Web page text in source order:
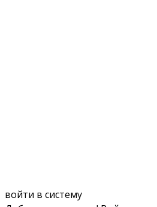
войти в систему